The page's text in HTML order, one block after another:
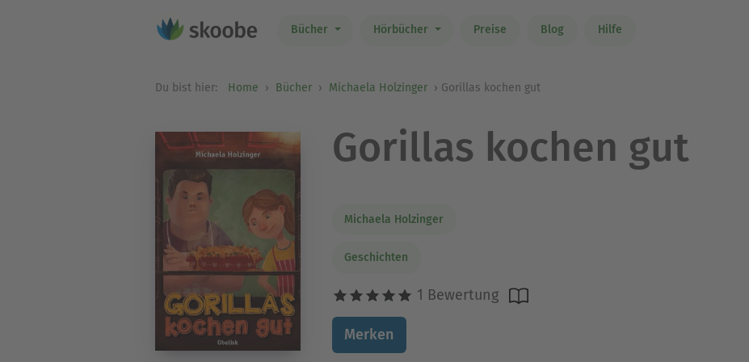
Bücher Hörbücher Preise Blog Hilfe
Du bist hier: Home Bücher Michaela Holzinger Gorillas kochen gut
Gorillas kochen gut
Michaela Holzinger
Geschichten
1 Bewertung
Merken